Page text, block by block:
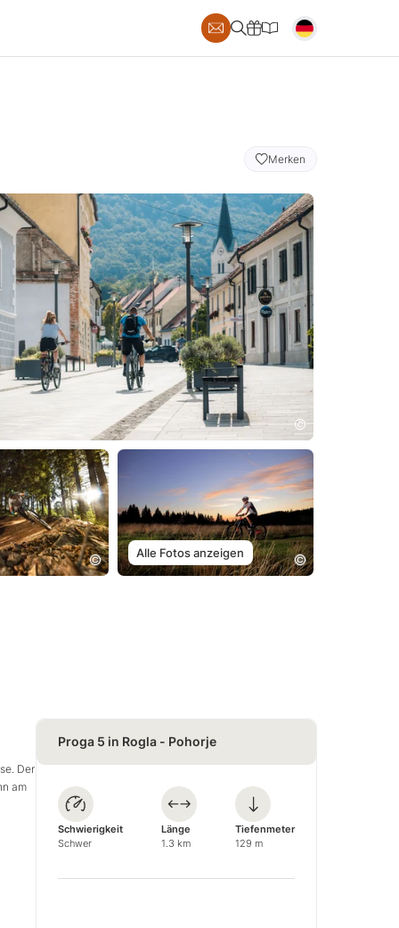
Merken
Alle Fotos anzeigen
Der
am
Proga 5 in Rogla - Pohorje
Schwierigkeit
Schwer
Länge
1.3 km
Tiefenmeter
129 m